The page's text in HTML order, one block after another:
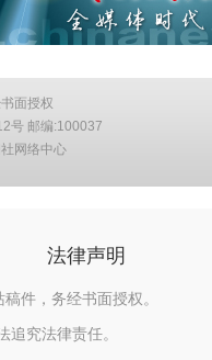
面授权
号 邮编:100037
网络中心
法律声明
件，务经书面授权。
究法律责任。